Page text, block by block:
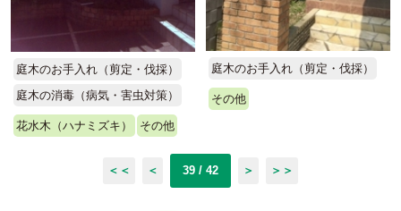
庭木のお手入れ（剪定・伐採）
庭木の消毒（病気・害虫対策）
花水木（ハナミズキ） その他
庭木のお手入れ（剪定・伐採）
その他
＜＜ ＜ 39 / 42 ＞ ＞＞